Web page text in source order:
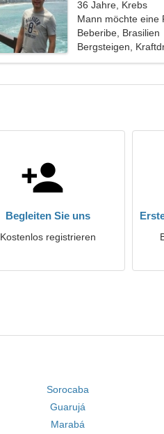
36 Jahre, Krebs
Mann möchte eine
Beberibe, Brasilien
Bergsteigen,
Begleiten Sie uns
Kostenlos registrieren
Sorocaba
Guarujá
Marabá